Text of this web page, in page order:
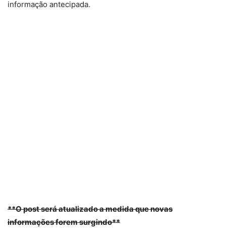
informação antecipada.
**O post será atualizado a medida que novas
informações forem surgindo**